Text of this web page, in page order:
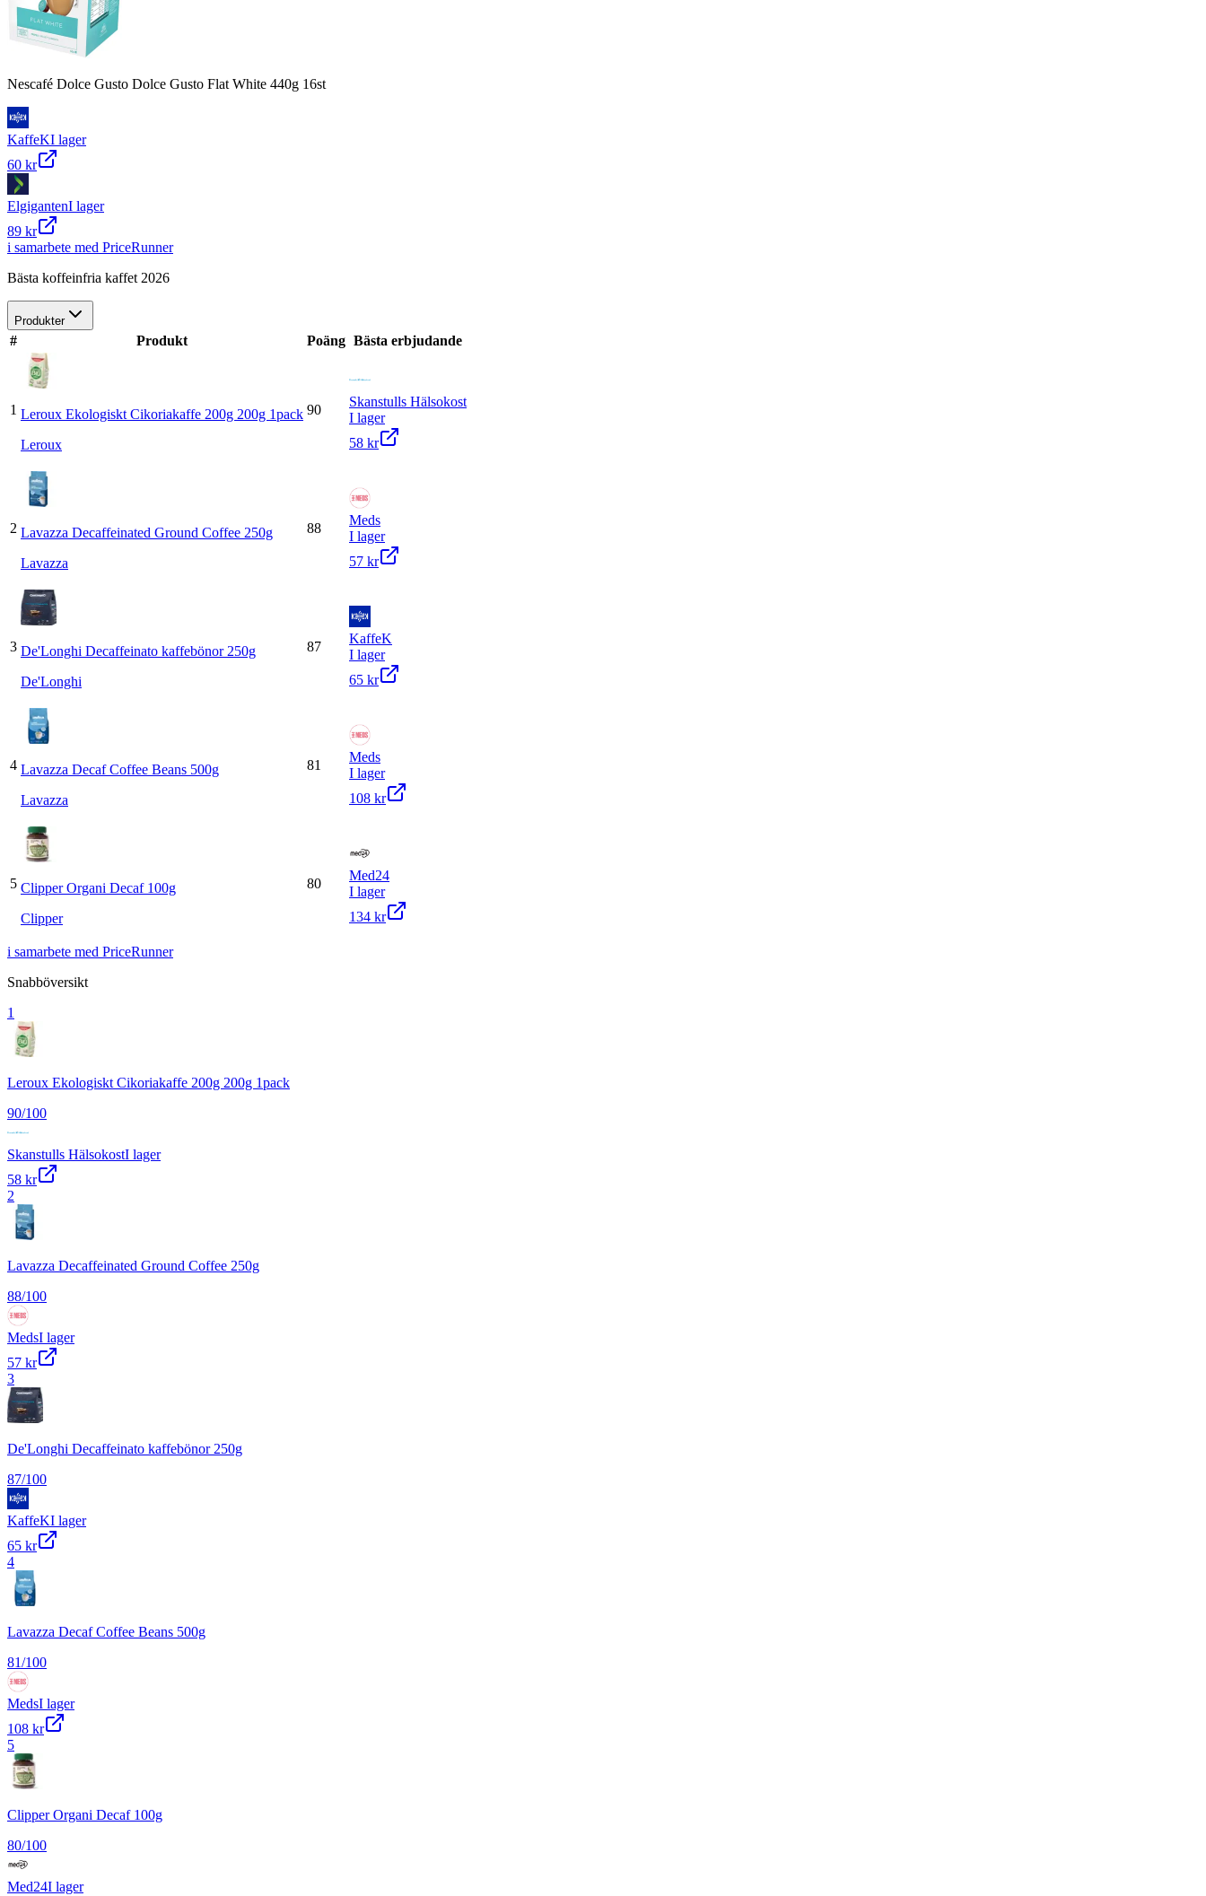
Nescafé Dolce Gusto Dolce Gusto Flat White 440g 16st
KaffeKI lager
60 kr
ElgigantenI lager
89 kr
i samarbete med PriceRunner
Bästa koffeinfria kaffet 2026
Produkter
# Produkt Poäng Bästa erbjudande
1 Leroux Ekologiskt Cikoriakaffe 200g 200g 1pack
Leroux
90
Skanstulls Hälsokost
I lager
58 kr
2 Lavazza Decaffeinated Ground Coffee 250g
Lavazza
88
Meds
I lager
57 kr
3 De'Longhi Decaffeinato kaffebönor 250g
De'Longhi
87
KaffeK
I lager
65 kr
4 Lavazza Decaf Coffee Beans 500g
Lavazza
81
Meds
I lager
108 kr
5 Clipper Organi Decaf 100g
Clipper
80
Med24
I lager
134 kr
i samarbete med PriceRunner
Snabböversikt
1
Leroux Ekologiskt Cikoriakaffe 200g 200g 1pack
90/100
Skanstulls HälsokostI lager
58 kr
2
Lavazza Decaffeinated Ground Coffee 250g
88/100
MedsI lager
57 kr
3
De'Longhi Decaffeinato kaffebönor 250g
87/100
KaffeKI lager
65 kr
4
Lavazza Decaf Coffee Beans 500g
81/100
MedsI lager
108 kr
5
Clipper Organi Decaf 100g
80/100
Med24I lager